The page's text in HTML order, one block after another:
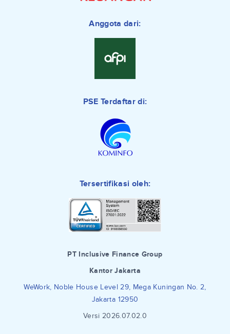
Anggota dari:
PSE Terdaftar di:
Tersertifikasi oleh:
PT Inclusive Finance Group
Kantor Jakarta
WeWork, Noble House Level 29, Mega Kuningan No. 2,
Jakarta 12950
Versi 2026.07.02.0